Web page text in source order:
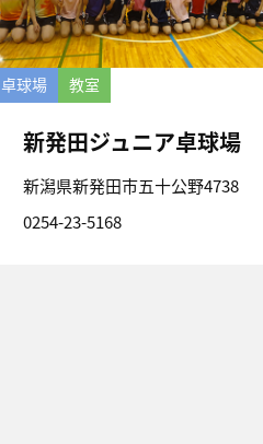
卓球場 教室
新発田ジュニア卓球場
新潟県新発田市五十公野4738
0254-23-5168